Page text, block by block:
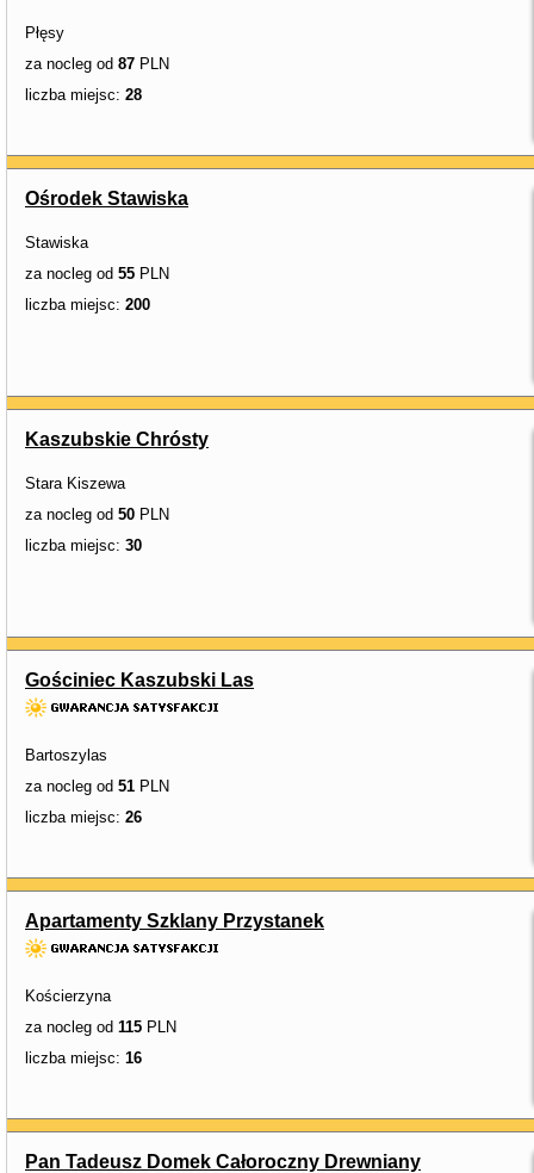
Płęsy
za nocleg od 87 PLN
liczba miejsc: 28
Ośrodek Stawiska
Stawiska
za nocleg od 55 PLN
liczba miejsc: 200
Kaszubskie Chrósty
Stara Kiszewa
za nocleg od 50 PLN
liczba miejsc: 30
Gościniec Kaszubski Las
Bartoszylas
za nocleg od 51 PLN
liczba miejsc: 26
Apartamenty Szklany Przystanek
Kościerzyna
za nocleg od 115 PLN
liczba miejsc: 16
Pan Tadeusz Domek Całoroczny Drewniany